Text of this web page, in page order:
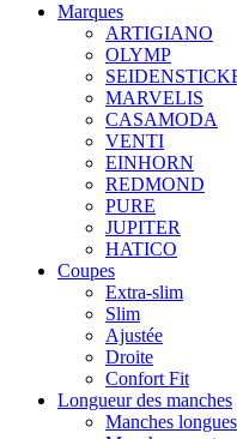
Marques
ARTIGIANO
OLYMP
MARVELIS
CASAMODA
VENTI
EINHORN
REDMOND
PURE
JUPITER
HATICO
Coupes
Extra-slim
Slim
Ajustée
Droite
Confort Fit
Longueur des manches
Manches longues